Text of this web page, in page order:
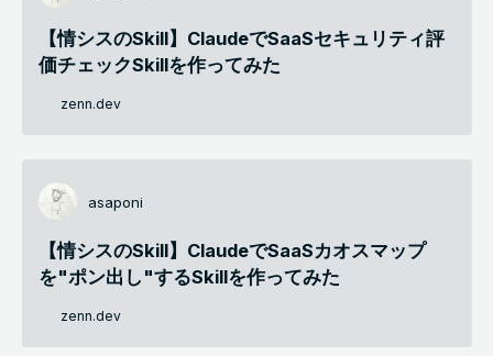
【情シスのSkill】ClaudeでSaaSセキュリティ評
価チェックSkillを作ってみた
zenn.dev
asaponi
【情シスのSkill】ClaudeでSaaSカオスマップ
を"ポン出し"するSkillを作ってみた
zenn.dev